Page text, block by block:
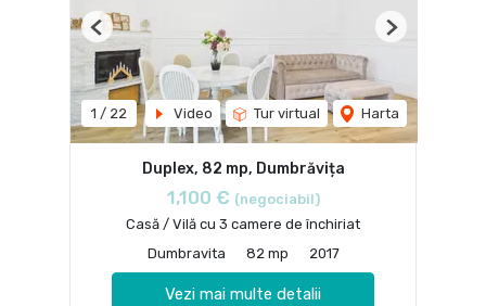
1 / 22 Video Tur virtual Harta
Previous Next
Duplex, 82 mp, Dumbrăvița
1,100 € (negociabil)
Casă / Vilă cu 3 camere de închiriat
Dumbravita
82 mp 2017
Vezi mai multe detalii